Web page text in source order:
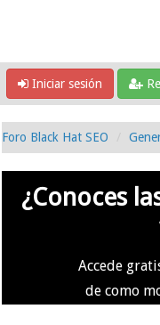
Iniciar sesión
Foro Black Hat SEO
¿Conoces
Accede
de como